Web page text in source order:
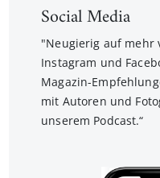
Social Media
"Neugierig auf mehr
Instagram und
Magazin-
mit Autoren und
unserem Podcast.“